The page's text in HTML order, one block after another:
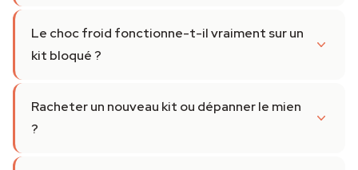
Le choc froid fonctionne-t-il vraiment sur un
kit bloqué ?
Racheter un nouveau kit ou dépanner le mien
?